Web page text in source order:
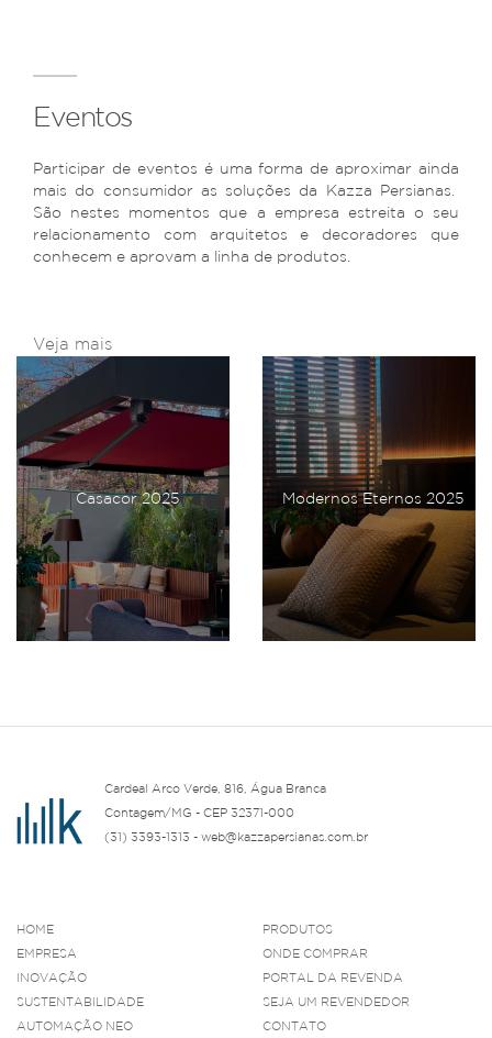
Eventos
Participar de eventos é uma forma de aproximar ainda
mais do consumidor as soluções da Kazza Persianas.
São nestes momentos que a empresa estreita o seu
relacionamento com arquitetos e decoradores que
conhecem e aprovam a linha de produtos.
Veja mais
Casacor 2025 Modernos Eternos 2025
Cardeal Arco Verde, 816, Água Branca
Contagem/MG - CEP 32371-000
(31) 3393-1313 - web@kazzapersianas.com.br
HOME
EMPRESA
INOVAÇÃO
SUSTENTABILIDADE
AUTOMAÇÃO NEO
PRODUTOS
ONDE COMPRAR
PORTAL DA REVENDA
SEJA UM REVENDEDOR
CONTATO